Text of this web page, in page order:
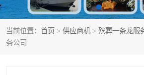
当前位置： 首页 > 供应商机 > 殡葬一条龙服
务公司
长乐园陵园 万福
武汉市阳逻九龙宫陵园 石门